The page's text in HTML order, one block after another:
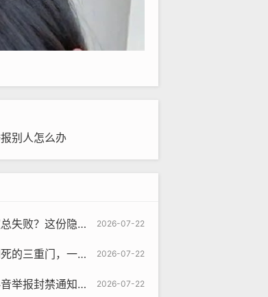
别人怎么办
2026-07-22
找到真正有效的解决通道
2026-07-22
音账号的自我毁灭指南
2026-07-22
后，我如何绝境求生